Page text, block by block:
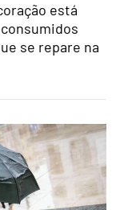
está
se repare na